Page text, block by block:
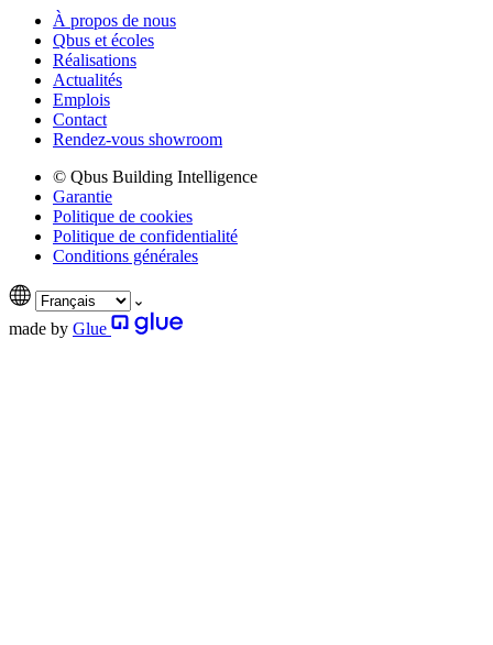
À propos de nous
Qbus et écoles
Réalisations
Actualités
Emplois
Contact
Rendez-vous showroom
© Qbus Building Intelligence
Garantie
Politique de cookies
Politique de confidentialité
Conditions générales
made by Glue